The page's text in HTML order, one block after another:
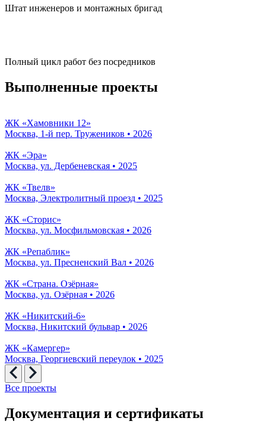
Штат инженеров и монтажных бригад
Полный цикл работ без посредников
Выполненные проекты
ЖК «Хамовники 12»
Москва, 1-й пер. Тружеников • 2026
ЖК «Эра»
Москва, ул. Дербеневская • 2025
ЖК «Твелв»
Москва, Электролитный проезд • 2025
ЖК «Сторис»
Москва, ул. Мосфильмовская • 2026
ЖК «Репаблик»
Москва, ул. Пресненский Вал • 2026
ЖК «Страна. Озёрная»
Москва, ул. Озёрная • 2026
ЖК «Никитский-6»
Москва, Никитский бульвар • 2026
ЖК «Камергер»
Москва, Георгиевский переулок • 2025
Все проекты
Документация и сертификаты